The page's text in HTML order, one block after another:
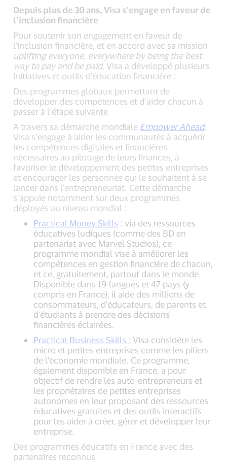
Depuis plus de 30 ans, Visa s’engage en faveur de
l’inclusion financière
Pour soutenir son engagement en faveur de
l'inclusion financière, et en accord avec sa mission
uplifting everyone, everywhere by being the best
way to pay and be paid, Visa a développé plusieurs
initiatives et outils d'éducation financière :
Des programmes globaux permettant de
développer des compétences et d’aider chacun à
passer à l’étape suivante
A travers sa démarche mondiale Empower Ahead,
Visa s’engage à aider les communautés à acquérir
les compétences digitales et financières
nécessaires au pilotage de leurs finances, à
favoriser le développement des petites entreprises
et encourager les personnes qui le souhaitent à se
lancer dans l'entrepreneuriat. Cette démarche
s’appuie notamment sur deux programmes
déployés au niveau mondial :
Practical Money Skills : via des ressources
éducatives ludiques (comme des BD en
partenariat avec Marvel Studios), ce
programme mondial vise à améliorer les
compétences en gestion financière de chacun,
et ce, gratuitement, partout dans le monde.
Disponible dans 19 langues et 47 pays (y
compris en France), il aide des millions de
consommateurs, d'éducateurs, de parents et
d'étudiants à prendre des décisions
financières éclairées.
Practical Business Skills : Visa considère les
micro et petites entreprises comme les piliers
de l'économie mondiale. Ce programme,
également disponible en France, a pour
objectif de rendre les auto-entrepreneurs et
les propriétaires de petites entreprises
autonomes en leur proposant des ressources
éducatives gratuites et des outils interactifs
pour les aider à créer, gérer et développer leur
entreprise.
Des programmes éducatifs en France avec des
partenaires reconnus